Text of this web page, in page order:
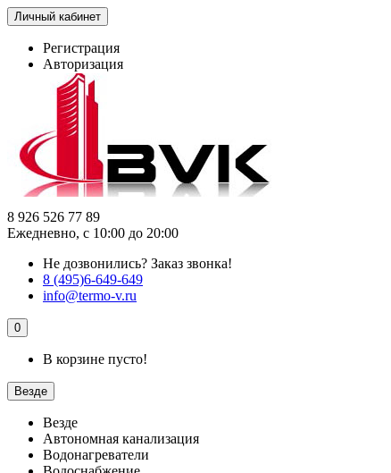
Личный кабинет
Регистрация
Авторизация
8 926 526 77 89
Ежедневно, с 10:00 до 20:00
Не дозвонились? Заказ звонка!
8 (495)6-649-649
info@termo-v.ru
0
В корзине пусто!
Везде
Везде
Автономная канализация
Водонагреватели